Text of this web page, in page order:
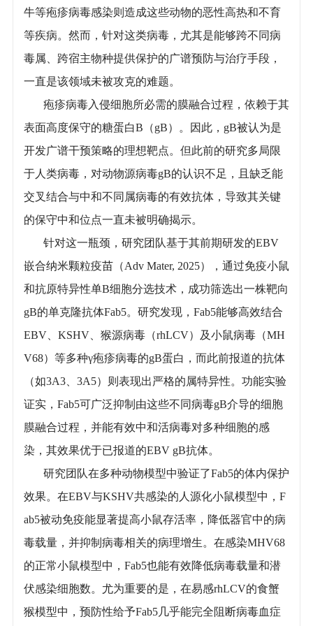
牛等疱疹病毒感染则造成这些动物的恶性高热和不育
等疾病。然而，针对这类病毒，尤其是能够跨不同病
毒属、跨宿主物种提供保护的广谱预防与治疗手段，
一直是该领域未被攻克的难题。
疱疹病毒入侵细胞所必需的膜融合过程，依赖于其
表面高度保守的糖蛋白B（gB）。因此，gB被认为是
开发广谱干预策略的理想靶点。但此前的研究多局限
于人类病毒，对动物源病毒gB的认识不足，且缺乏能
交叉结合与中和不同属病毒的有效抗体，导致其关键
的保守中和位点一直未被明确揭示。
针对这一瓶颈，研究团队基于其前期研发的EBV
嵌合纳米颗粒疫苗（Adv Mater, 2025），通过免疫小鼠
和抗原特异性单B细胞分选技术，成功筛选出一株靶向
gB的单克隆抗体Fab5。研究发现，Fab5能够高效结合
EBV、KSHV、猴源病毒（rhLCV）及小鼠病毒（MH
V68）等多种γ疱疹病毒的gB蛋白，而此前报道的抗体
（如3A3、3A5）则表现出严格的属特异性。功能实验
证实，Fab5可广泛抑制由这些不同病毒gB介导的细胞
膜融合过程，并能有效中和活病毒对多种细胞的感
染，其效果优于已报道的EBV gB抗体。
研究团队在多种动物模型中验证了Fab5的体内保护
效果。在EBV与KSHV共感染的人源化小鼠模型中，F
ab5被动免疫能显著提高小鼠存活率，降低器官中的病
毒载量，并抑制病毒相关的病理增生。在感染MHV68
的正常小鼠模型中，Fab5也能有效降低病毒载量和潜
伏感染细胞数。尤为重要的是，在易感rhLCV的食蟹
猴模型中，预防性给予Fab5几乎能完全阻断病毒血症